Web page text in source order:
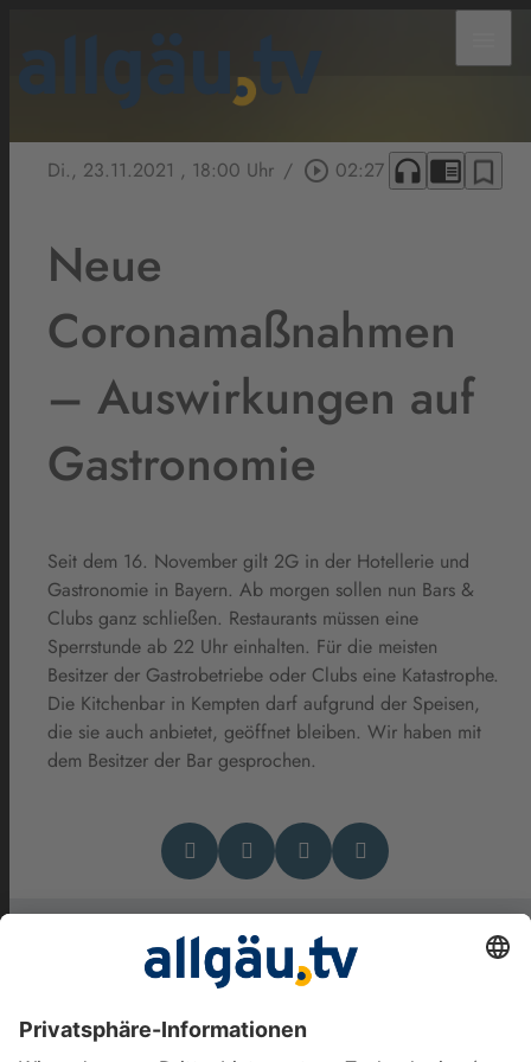
Di., 23.11.2021 , 18:00 Uhr / play_circle_outline 02:27 headphones chrome_reader_mode bookmark_border
Neue
Coronamaßnahmen
– Auswirkungen auf
Gastronomie
Seit dem 16. November gilt 2G in der Hotellerie und
Gastronomie in Bayern. Ab morgen sollen nun Bars &
Clubs ganz schließen. Restaurants müssen eine
Sperrstunde ab 22 Uhr einhalten. Für die meisten
Besitzer der Gastrobetriebe oder Clubs eine Katastrophe.
Die Kitchenbar in Kempten darf aufgrund der Speisen,
die sie auch anbietet, geöffnet bleiben. Wir haben mit
dem Besitzer der Bar gesprochen.
Das könnte Dich auch
interessieren